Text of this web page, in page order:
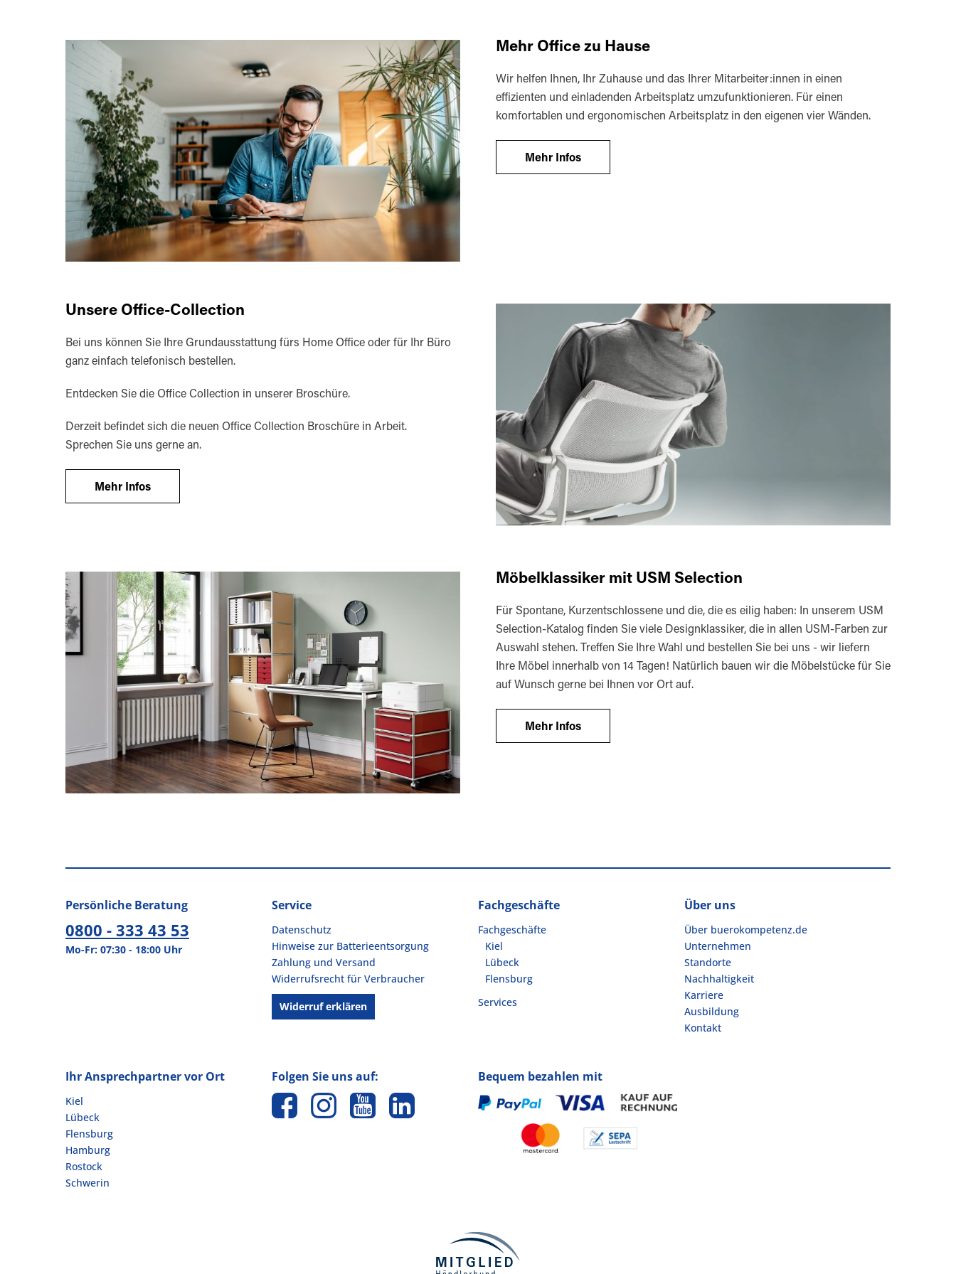
Mehr Office zu Hause
Wir helfen Ihnen, Ihr Zuhause und das Ihrer Mitarbeiter:innen in einen
effizienten und einladenden Arbeitsplatz umzufunktionieren. Für einen
komfortablen und ergonomischen Arbeitsplatz in den eigenen vier Wänden.
Mehr Infos
Unsere Office-Collection
Bei uns können Sie Ihre Grundausstattung fürs Home Office oder für Ihr Büro
ganz einfach telefonisch bestellen.
Entdecken Sie die Office Collection in unserer Broschüre.
Derzeit befindet sich die neuen Office Collection Broschüre in Arbeit.
Sprechen Sie uns gerne an.
Mehr Infos
Möbelklassiker mit USM Selection
Für Spontane, Kurzentschlossene und die, die es eilig haben: In unserem USM
Selection-Katalog finden Sie viele Designklassiker, die in allen USM-Farben zur
Auswahl stehen. Treffen Sie Ihre Wahl und bestellen Sie bei uns - wir liefern
Ihre Möbel innerhalb von 14 Tagen! Natürlich bauen wir die Möbelstücke für Sie
auf Wunsch gerne bei Ihnen vor Ort auf.
Mehr Infos
Persönliche Beratung
0800 - 333 43 53
Mo-Fr: 07:30 - 18:00 Uhr
Service
Datenschutz
Hinweise zur Batterieentsorgung
Zahlung und Versand
Widerrufsrecht für Verbraucher
Widerruf erklären
Fachgeschäfte
Fachgeschäfte
Kiel
Lübeck
Flensburg
Services
Über uns
Über buerokompetenz.de
Unternehmen
Standorte
Nachhaltigkeit
Karriere
Ausbildung
Kontakt
Ihr Ansprechpartner vor Ort
Kiel
Lübeck
Flensburg
Hamburg
Rostock
Schwerin
Folgen Sie uns auf: Bequem bezahlen mit